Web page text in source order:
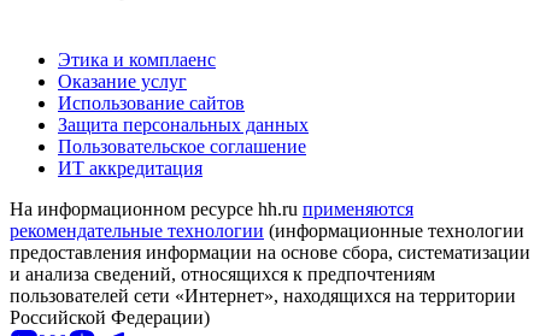
Этика и комплаенс
Оказание услуг
Использование сайтов
Защита персональных данных
Пользовательское соглашение
ИТ аккредитация
На информационном ресурсе hh.ru применяются
рекомендательные технологии (информационные технологии
предоставления информации на основе сбора, систематизации
и анализа сведений, относящихся к предпочтениям
пользователей сети «Интернет», находящихся на территории
Российской Федерации)